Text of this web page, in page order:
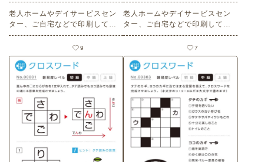
老人ホームやデイサービスセン
ター、ご自宅などで印刷してお
使いいただける無料の高齢者向
け介護レク素材（クロスワー
ド・上級）です。
9
老人ホームやデイサービスセン
ター、ご自宅などで印刷してお
使いいただける無料の高齢者向
け介護レク素材（クロスワー
ド・上級）です。
7